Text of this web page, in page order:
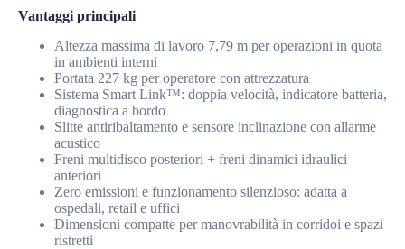
Vantaggi principali
Altezza massima di lavoro 7,79 m per operazioni in quota
in ambienti interni
Portata 227 kg per operatore con attrezzatura
Sistema Smart Link™: doppia velocità, indicatore batteria,
diagnostica a bordo
Slitte antiribaltamento e sensore inclinazione con allarme
acustico
Freni multidisco posteriori + freni dinamici idraulici
anteriori
Zero emissioni e funzionamento silenzioso: adatta a
ospedali, retail e uffici
Dimensioni compatte per manovrabilità in corridoi e spazi
ristretti